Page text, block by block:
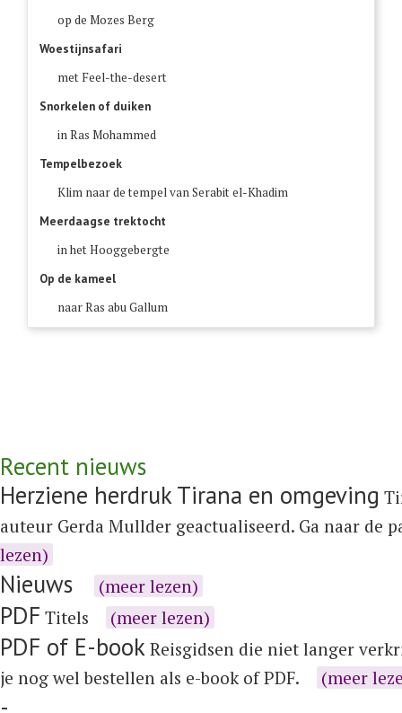
op de Mozes Berg
Woestijnsafari
met Feel-the-desert
Snorkelen of duiken
in Ras Mohammed
Tempelbezoek
Klim naar de tempel van Serabit el-Khadim
Meerdaagse trektocht
in het Hooggebergte
Op de kameel
naar Ras abu Gallum
Recent nieuws
Herziene herdruk Tirana en omgeving
auteur Gerda Mullder geactualiseerd. Ga naar de
lezen)
Nieuws (meer lezen)
PDF Titels (meer lezen)
PDF of E-book Reisgidsen die niet langer
je nog wel bestellen als e-book of PDF.
(meer